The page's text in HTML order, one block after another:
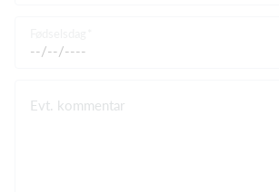
Evt. kommentar